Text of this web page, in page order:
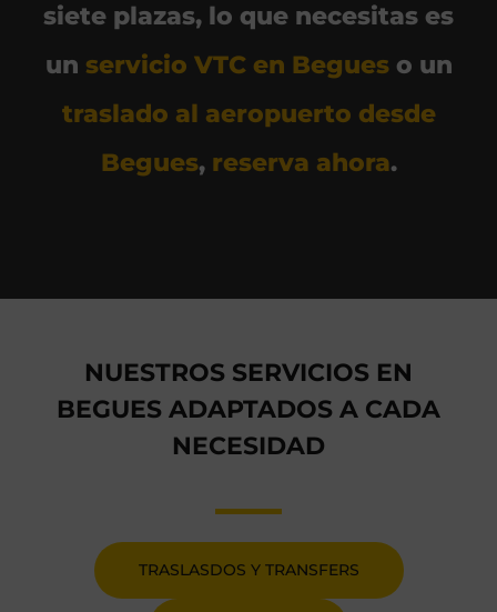
siete plazas, lo que necesitas es
un servicio VTC en Begueso un
traslado al aeropuerto desde
Begues, reserva ahora.
NUESTROS SERVICIOS EN
BEGUES ADAPTADOS A CADA
NECESIDAD
TRASLASDOS Y TRANSFERS